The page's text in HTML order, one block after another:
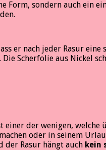
Form, sondern auch ein
er nach jeder Rasur
. Die Scherfolie aus Nickel
einer der wenigen, welche
oder in seinem
der Rasur hängt auch kein